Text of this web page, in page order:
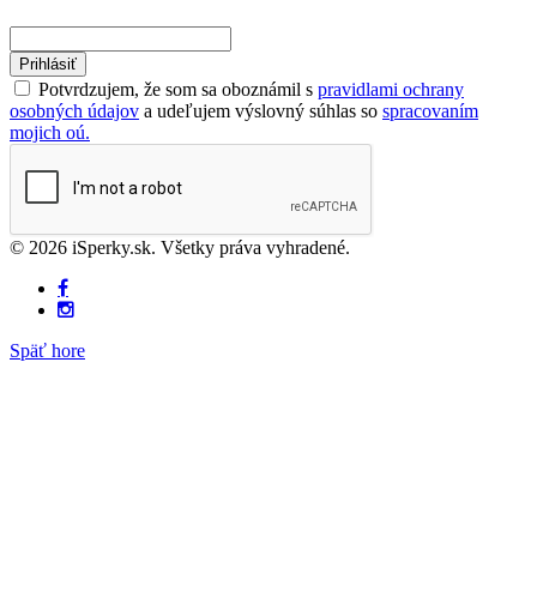
Prihlásiť
Potvrdzujem, že som sa oboznámil s pravidlami ochrany
osobných údajov a udeľujem výslovný súhlas so spracovaním
mojich oú.
© 2026 iSperky.sk. Všetky práva vyhradené.
Späť hore